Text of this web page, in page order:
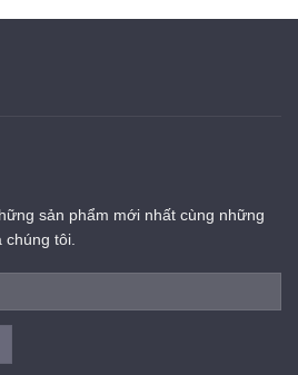
sản phẩm mới nhất cùng những
chúng tôi.